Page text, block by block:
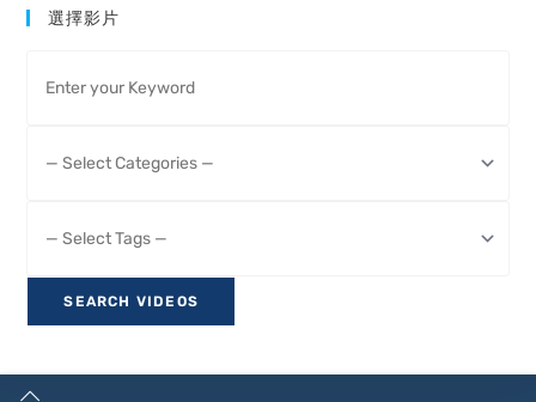
選擇影片